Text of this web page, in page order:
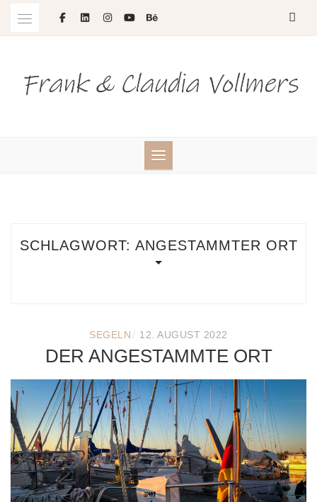
SCHLAGWORT: ANGESTAMMTER ORT
SEGELN / 12. AUGUST 2022
DER ANGESTAMMTE ORT